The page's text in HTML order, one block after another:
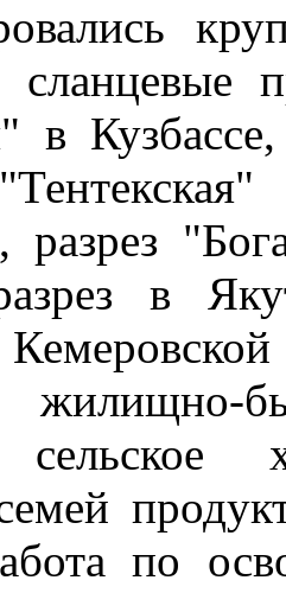
в
разрез
в
жилищно-
сельское
по